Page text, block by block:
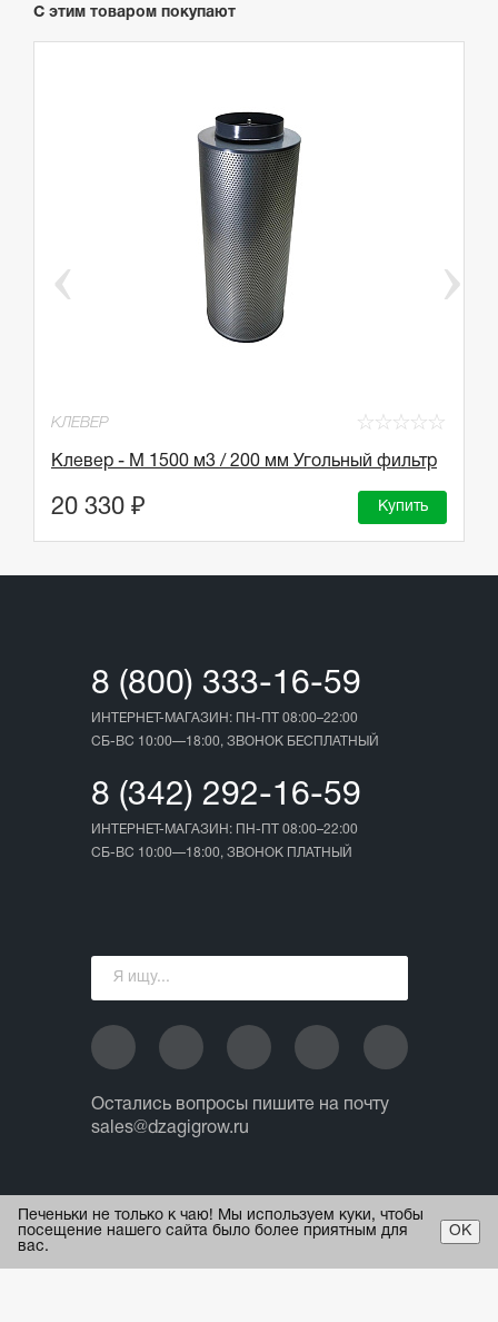
С этим товаром покупают
КЛЕВЕР ☆
☆
☆
☆
☆
Клевер - М 1500 м3 / 200 мм Угольный фильтр
20 330 ₽ Купить
8 (800) 333-16-59
ИНТЕРНЕТ-МАГАЗИН: ПН-ПТ 08:00–22:00
СБ-ВС 10:00—18:00, ЗВОНОК БЕСПЛАТНЫЙ
8 (342) 292-16-59
ИНТЕРНЕТ-МАГАЗИН: ПН-ПТ 08:00–22:00
СБ-ВС 10:00—18:00, ЗВОНОК ПЛАТНЫЙ
Остались вопросы пишите на почту
sales@dzagigrow.ru
© 2013 - 2026 ИП Ежов А.А.
Все права защищены.
Печеньки не только к чаю! Мы используем куки, чтобы
посещение нашего сайта было более приятным для
вас.
ОК